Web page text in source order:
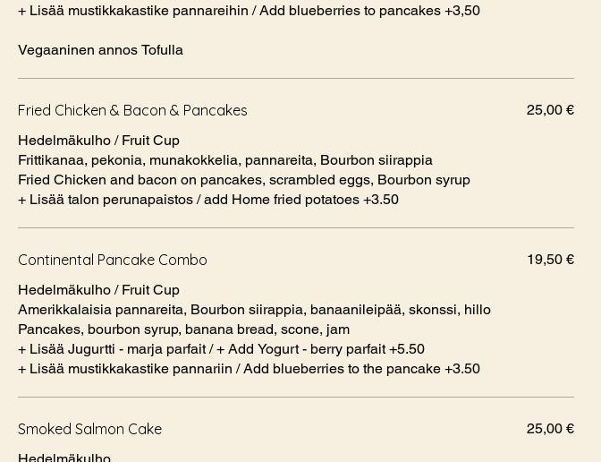
+ Lisää mustikkakastike pannareihin / Add blueberries to pancakes +3,50
Vegaaninen annos Tofulla
Fried Chicken & Bacon & Pancakes
Hedelmäkulho / Fruit Cup
Frittikanaa, pekonia, munakokkelia, pannareita, Bourbon siirappia
Fried Chicken and bacon on pancakes, scrambled eggs, Bourbon syrup
+ Lisää talon perunapaistos / add Home fried potatoes +3.50
25,00 €
Continental Pancake Combo
Hedelmäkulho / Fruit Cup
Amerikkalaisia pannareita, Bourbon siirappia, banaanileipää, skonssi, hillo
Pancakes, bourbon syrup, banana bread, scone, jam
+ Lisää Jugurtti - marja parfait / + Add Yogurt - berry parfait +5.50
+ Lisää mustikkakastike pannariin / Add blueberries to the pancake +3.50
19,50 €
Smoked Salmon Cake 25,00 €